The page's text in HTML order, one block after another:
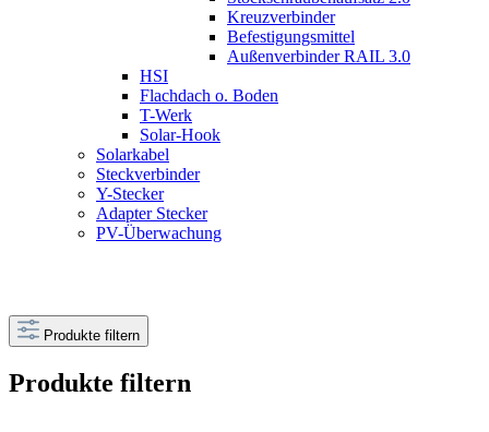
Kreuzverbinder
Befestigungsmittel
Außenverbinder RAIL 3.0
HSI
Flachdach o. Boden
T-Werk
Solar-Hook
Solarkabel
Steckverbinder
Y-Stecker
Adapter Stecker
PV-Überwachung
Produkte filtern
Produkte filtern